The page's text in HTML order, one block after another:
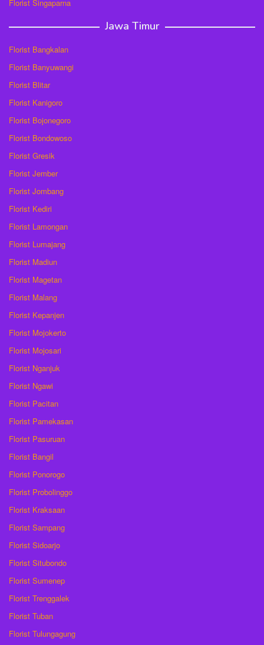
Florist Singaparna
Jawa Timur
Florist Bangkalan
Florist Banyuwangi
Florist Blitar
Florist Kanigoro
Florist Bojonegoro
Florist Bondowoso
Florist Gresik
Florist Jember
Florist Jombang
Florist Kediri
Florist Lamongan
Florist Lumajang
Florist Madiun
Florist Magetan
Florist Malang
Florist Kepanjen
Florist Mojokerto
Florist Mojosari
Florist Nganjuk
Florist Ngawi
Florist Pacitan
Florist Pamekasan
Florist Pasuruan
Florist Bangil
Florist Ponorogo
Florist Probolinggo
Florist Kraksaan
Florist Sampang
Florist Sidoarjo
Florist Situbondo
Florist Sumenep
Florist Trenggalek
Florist Tuban
Florist Tulungagung